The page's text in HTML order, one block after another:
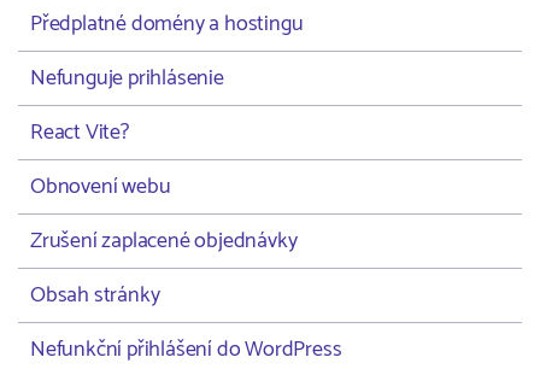
Předplatné domény a hostingu
Nefunguje prihlásenie
React Vite?
Obnovení webu
Zrušení zaplacené objednávky
Obsah stránky
Nefunkční přihlášení do WordPress